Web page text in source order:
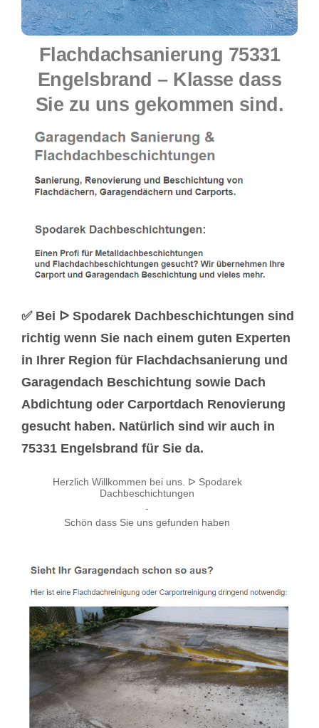
Flachdachsanierung 75331
Engelsbrand – Klasse dass
Sie zu uns gekommen sind.
✅ Bei ᐅ Spodarek Dachbeschichtungen sind
richtig wenn Sie nach einem guten Experten
in Ihrer Region für Flachdachsanierung und
Garagendach Beschichtung sowie Dach
Abdichtung oder Carportdach Renovierung
gesucht haben. Natürlich sind wir auch in
75331 Engelsbrand für Sie da.
Herzlich Willkommen bei uns. ᐅ Spodarek
Dachbeschichtungen
-
Schön dass Sie uns gefunden haben